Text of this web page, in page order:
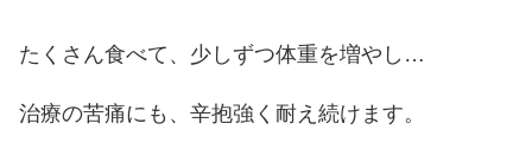
たくさん食べて、少しずつ体重を増やし…
治療の苦痛にも、辛抱強く耐え続けます。